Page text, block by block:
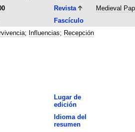
Revista
Medieval
Fascículo
; Influencias; Recepción
Lugar de
edición
Idioma del
resumen